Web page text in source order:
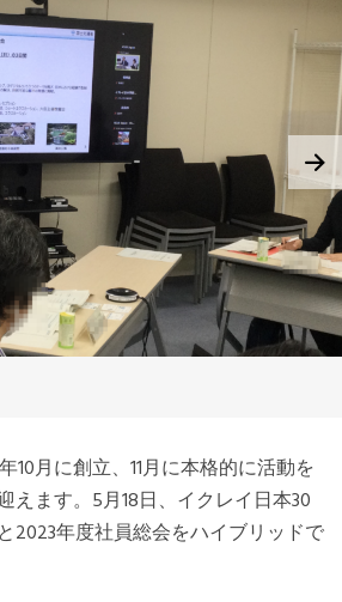
10月に創立、11月に本格的に活動を
えます。5月18日、イクレイ日本30
2023年度社員総会をハイブリッドで